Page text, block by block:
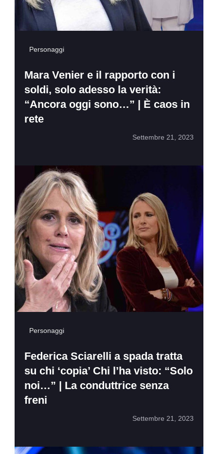
Personaggi
Mara Venier e il rapporto con i
soldi, solo adesso la verità:
“Ancora oggi sono…” | È caos in
rete
Settembre 21, 2023
Personaggi
Federica Sciarelli a spada tratta
su chi ‘copia’ Chi l’ha visto: “Solo
noi…” | La conduttrice senza
freni
Settembre 21, 2023